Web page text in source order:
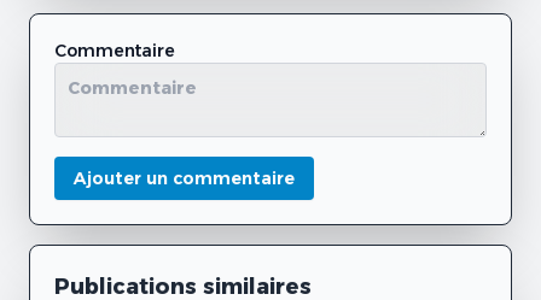
Commentaire
Ajouter un commentaire
Publications similaires